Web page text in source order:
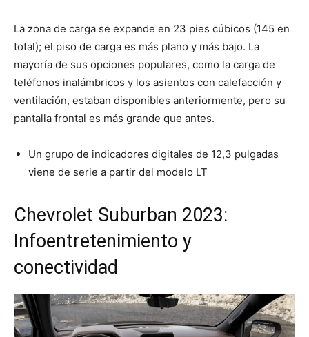
La zona de carga se expande en 23 pies cúbicos (145 en
total); el piso de carga es más plano y más bajo. La
mayoría de sus opciones populares, como la carga de
teléfonos inalámbricos y los asientos con calefacción y
ventilación, estaban disponibles anteriormente, pero su
pantalla frontal es más grande que antes.
Un grupo de indicadores digitales de 12,3 pulgadas
viene de serie a partir del modelo LT
Chevrolet Suburban 2023:
Infoentretenimiento y
conectividad